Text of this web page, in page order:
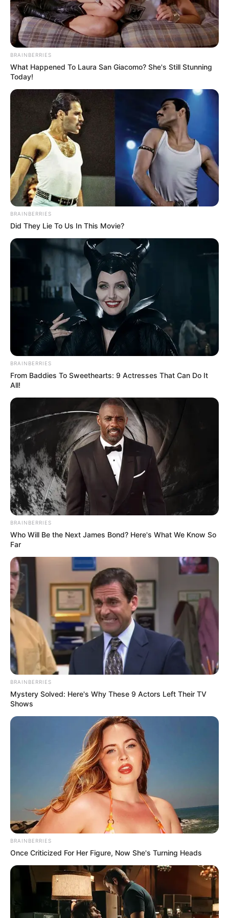
Foto archivo
Por:Ana María Londoño Ortiz
Septiembre 25, 2020
COMPARTIR
UNIRSE AL CANAL DE WHATSAPP
Durante esta semana, geólogos, ingenieros y expertos en
temas sociales de la Autoridad Nacional de Licencias han
recorrido los municipios del suroeste Antioqueños que
podrían convertirse en el distrito minero, si se otorga el
permiso para la explotación que solicita Anglo Gold
Ashanti. La visita finaliza este sábado, y los grupos
ambientalistas esperan que dicha autorización sea
negada.
Lea también:Alcalde de Murindó, Antioquia, habría
pagado $100 mil por voto
Este viernes el grupo evaluado está en Támesis no se ha
reunido con agricultores, empresarios y habitantes. Juan
Martín Vásquez,
alcalde de esta localidad dijo que confía
en que con la visita de la ANLA al territorio se
demuestre que no es conveniente la explotación en el
territorio.
A las 8 de la mañana varios habitantes de la zona se
concentraron en el parque principal, frente al recinto en el
que estaba el comité de expertos.Con cantos y pancartas
pidieron a la autoridad respetar las raíces agrícolas de
los municipios.
Le puede interesar:Un niño de 13 años murió cuando
practicaba gravity bike en la vía Medellín - Sonsón
Ni AngloGold Ashanti, empresa que solicita la licencia, ni
la ANLA se han pronunciado aún sobre el Futuro del
proyecto Quebradona. En repetidas oportunidades, la
multinacional asegura que se trata de aprovechar los
recursos de los municipios y prometen cumplir con los
protocolos ambientales.
COMPARTIR
BRAINBERRIES
What Happened To Laura San Giacomo? She's Still Stunning
Today!
BRAINBERRIES
Did They Lie To Us In This Movie?
BRAINBERRIES
From Baddies To Sweethearts: 9 Actresses That Can Do It
All!
BRAINBERRIES
Who Will Be the Next James Bond? Here's What We Know So
Far
BRAINBERRIES
Mystery Solved: Here's Why These 9 Actors Left Their TV
Shows
BRAINBERRIES
Once Criticized For Her Figure, Now She's Turning Heads